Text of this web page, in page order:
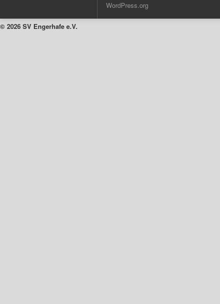
WordPress.org
© 2026 SV Engerhafe e.V.